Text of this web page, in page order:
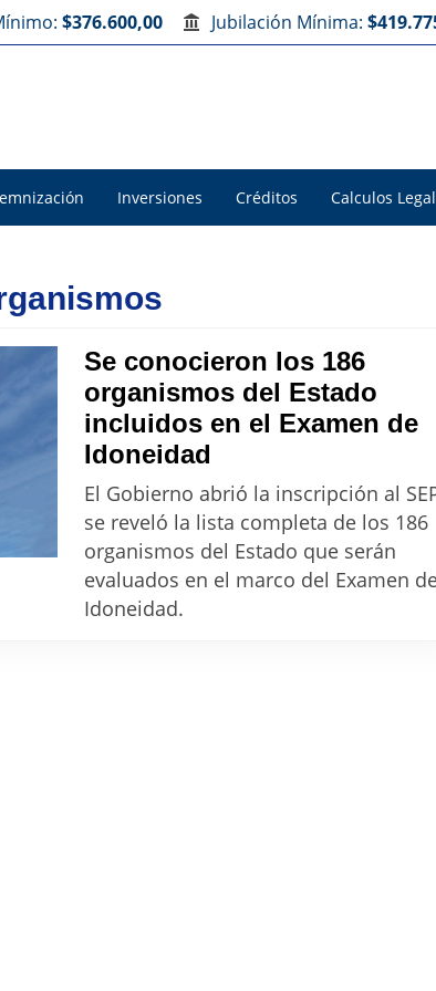
$376.600,00 Jubilación Mínima:
Inversiones Créditos Calculos
Se conocieron los 186
organismos del Estado
incluidos en el Examen de
Idoneidad
conocieron
los
186
organismos
El Gobierno abrió la inscripción al
se reveló la lista completa de los 186
organismos del Estado que serán
evaluados en el marco del Examen
Idoneidad.